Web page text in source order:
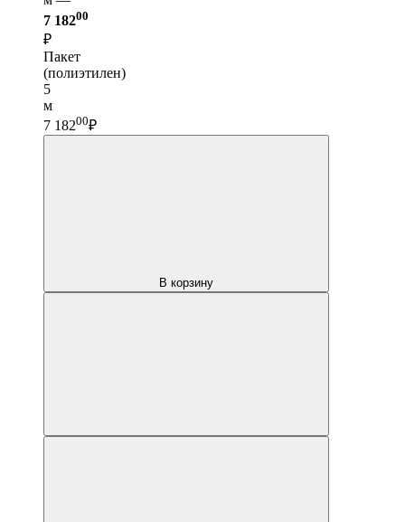
7 18200
₽
Пакет
(полиэтилен)
5
м
7 18200₽
В корзину